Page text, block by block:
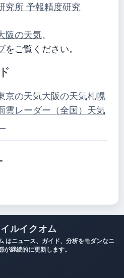
究所 予報精度研究
阪の天気、
をご覧ください。
京の天気大阪の天気札幌
雲レーダー（全国） 天気
ルイクオム
はニュース、ガイド、分析をモダンなニ
継続的に更新します。